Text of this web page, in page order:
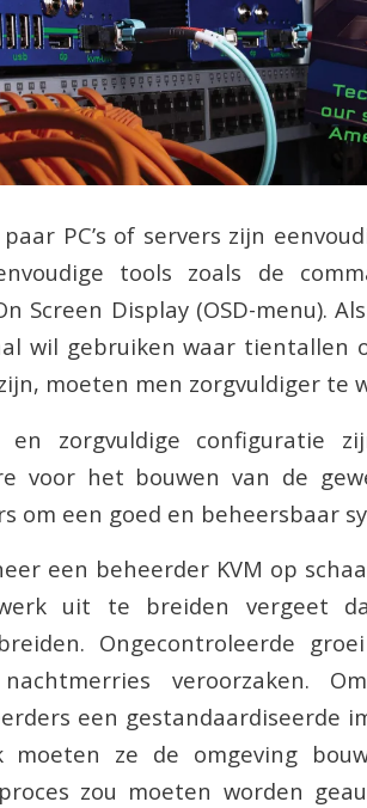
PC’s of servers zijn
tools zoals de
Screen Display (OSD-menu).
wil gebruiken waar tientallen
moeten men zorgvuldiger te
en zorgvuldige configuratie
voor het bouwen van de
om een ​​goed en beheersbaar
een beheerder KVM op
uit te breiden vergeet
Ongecontroleerde
veroorzaken.
een gestandaardiseerde
moeten ze de omgeving
zou moeten worden